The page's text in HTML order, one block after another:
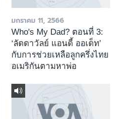
มกราคม 11, 2566
Who's My Dad? ตอนที่ 3:
‘ลัดดาวัลย์ แอนดี้ ออเด็ท’
กับการช่วยเหลือลูกครึ่งไทย
อเมริกันตามหาพ่อ